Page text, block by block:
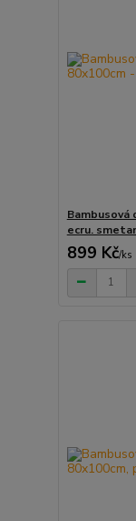
Bambusová
ecru.
899 Kč/ks